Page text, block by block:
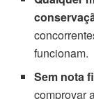
funcionam.
Sem nota
comprovar